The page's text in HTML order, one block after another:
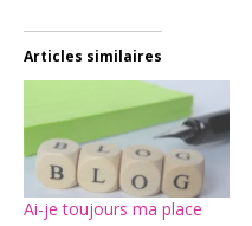
Articles similaires
Ai-je toujours ma place